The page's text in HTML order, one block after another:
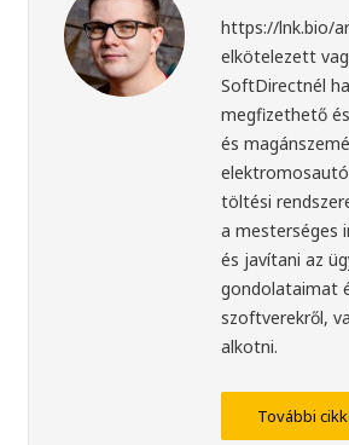
https://lnk.bio/
elkötelezett
SoftDirectnél
megfizethető
és
töltési
a mesterséges
és javítani az
gondolataimat
szoftverekről,
alkotni.
További